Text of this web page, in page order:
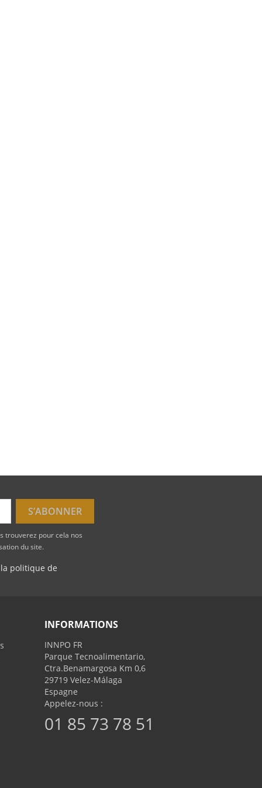
trouverez pour cela nos
du site.
politique de
INFORMATIONS
INNPO FR
Parque Tecnoalimentario,
Ctra.Benamargosa Km 0,6
29719 Velez-Málaga
Espagne
Appelez-nous :
01 85 73 78 51